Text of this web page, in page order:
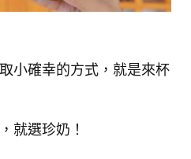
小確幸的方式，就是來杯
就選珍奶！